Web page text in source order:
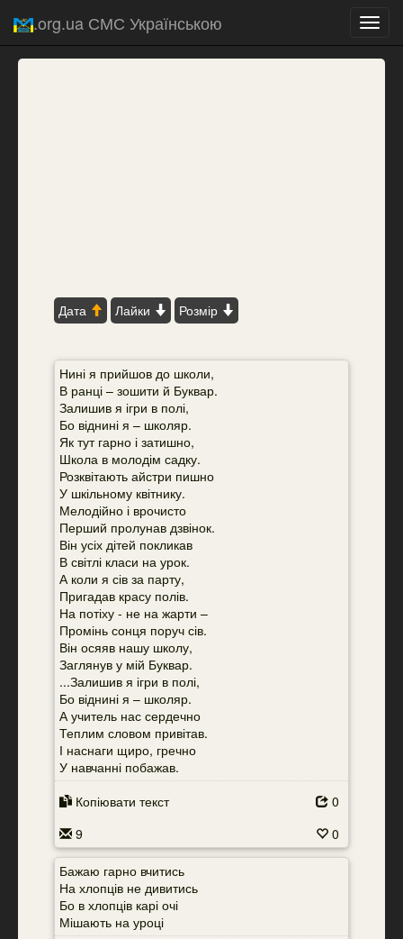
.org.ua СМС Українською
Дата Лайки Розмір
Нині я прийшов до школи,
В ранці – зошити й Буквар.
Залишив я ігри в полі,
Бо віднині я – школяр.
Як тут гарно і затишно,
Школа в молодім садку.
Розквітають айстри пишно
У шкільному квітнику.
Мелодійно і врочисто
Перший пролунав дзвінок.
Він усіх дітей покликав
В світлі класи на урок.
А коли я сів за парту,
Пригадав красу полів.
На потіху - не на жарти –
Промінь сонця поруч сів.
Він осяяв нашу школу,
Заглянув у мій Буквар.
...Залишив я ігри в полі,
Бо віднині я – школяр.
А учитель нас сердечно
Теплим словом привітав.
І наснаги щиро, гречно
У навчанні побажав.
Копіювати текст
0
9
0
Бажаю гарно вчитись
На хлопців не дивитись
Бо в хлопців карі очі
Мішають на уроці